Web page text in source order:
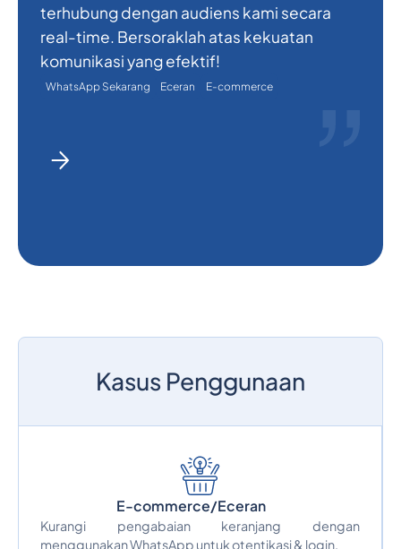
terhubung dengan audiens kami secara
real-time. Bersoraklah atas kekuatan
komunikasi yang efektif!
WhatsApp Sekarang Eceran E-commerce
Kasus Penggunaan
E-commerce/Eceran
Kurangi pengabaian keranjang dengan
menggunakan WhatsApp untuk otentikasi & login.